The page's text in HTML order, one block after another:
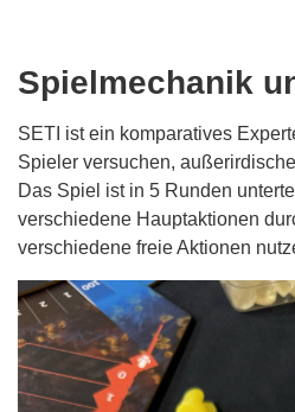
Spielmechanik
SETI ist ein komparatives
Spieler versuchen,
Das Spiel ist in 5 Runden
verschiedene Hauptaktionen
verschiedene freie Aktionen